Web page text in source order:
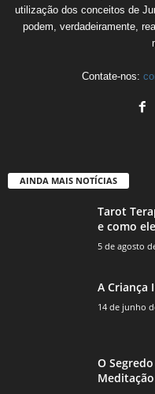
utilização dos conceitos de
podem, verdadeiramente,
Contate-nos:
AINDA MAIS NOTÍCIAS
Tarot
e como
5 de agosto
A Criança
14 de junho
O